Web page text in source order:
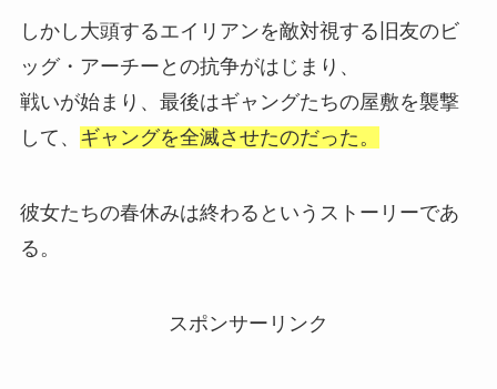
しかし大頭するエイリアンを敵対視する旧友のビ
ッグ・アーチーとの抗争がはじまり、
戦いが始まり、最後はギャングたちの屋敷を襲撃
して、 ギャングを全滅させたのだった。
彼女たちの春休みは終わるというストーリーであ
る。
スポンサーリンク